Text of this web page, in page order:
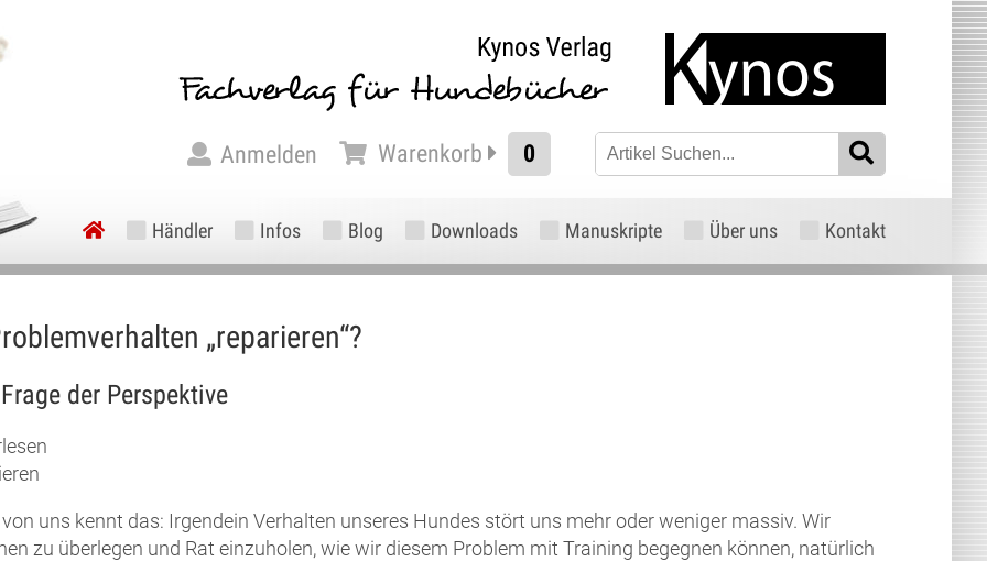
„reparieren“?
der Perspektive
uns kennt das: Irgendein Verhalten unseres Hundes stört uns mehr oder weniger massiv. Wir
zu überlegen und Rat einzuholen, wie wir diesem Problem mit Training begegnen können, natürlich
Anmelden Warenkorb 0
Händler Infos Blog Downloads Manuskripte Über uns Kontakt